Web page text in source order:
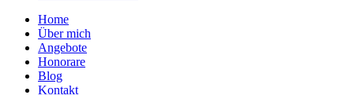
Home
Über mich
Angebote
Honorare
Blog
Kontakt